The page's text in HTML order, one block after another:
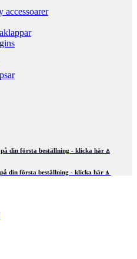
accessoarer
din första beställning - klicka här ⍋
din första beställning - klicka här ⍋